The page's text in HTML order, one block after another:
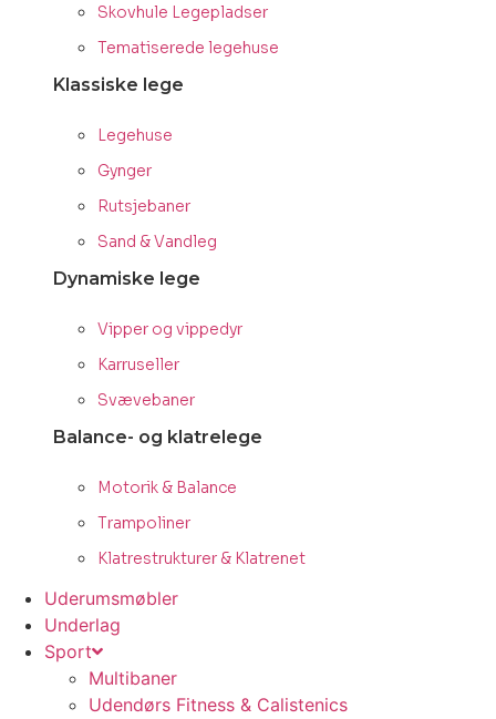
Skovhule Legepladser
Tematiserede legehuse
Klassiske lege
Legehuse
Gynger
Rutsjebaner
Sand & Vandleg
Dynamiske lege
Vipper og vippedyr
Karruseller
Svævebaner
Balance- og klatrelege
Motorik & Balance
Trampoliner
Klatrestrukturer & Klatrenet
Uderumsmøbler
Underlag
Sport
Multibaner
Udendørs Fitness & Calistenics